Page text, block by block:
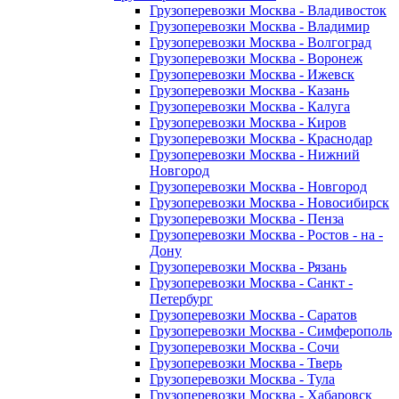
Грузоперевозки Москва - Владивосток
Грузоперевозки Москва - Владимир
Грузоперевозки Москва - Волгоград
Грузоперевозки Москва - Воронеж
Грузоперевозки Москва - Ижевск
Грузоперевозки Москва - Казань
Грузоперевозки Москва - Калуга
Грузоперевозки Москва - Киров
Грузоперевозки Москва - Краснодар
Грузоперевозки Москва - Нижний
Новгород
Грузоперевозки Москва - Новгород
Грузоперевозки Москва - Новосибирск
Грузоперевозки Москва - Пенза
Грузоперевозки Москва - Ростов - на -
Дону
Грузоперевозки Москва - Рязань
Грузоперевозки Москва - Санкт -
Петербург
Грузоперевозки Москва - Саратов
Грузоперевозки Москва - Симферополь
Грузоперевозки Москва - Сочи
Грузоперевозки Москва - Тверь
Грузоперевозки Москва - Тула
Грузоперевозки Москва - Хабаровск